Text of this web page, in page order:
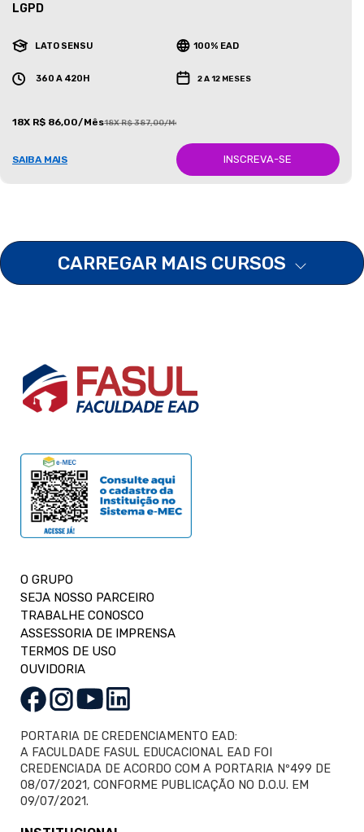
LGPD
LATO SENSU 100% EAD
360 A 420H 2 A 12 MESES
18X R$ 86,00/Mês18X R$ 387,00/Mês
SAIBA MAIS INSCREVA-SE
CARREGAR MAIS CURSOS
O GRUPO
SEJA NOSSO PARCEIRO
TRABALHE CONOSCO
ASSESSORIA DE IMPRENSA
TERMOS DE USO
OUVIDORIA
PORTARIA DE CREDENCIAMENTO EAD:
A FACULDADE FASUL EDUCACIONAL EAD FOI
CREDENCIADA DE ACORDO COM A PORTARIA Nº499 DE
08/07/2021, CONFORME PUBLICAÇÃO NO D.O.U. EM
09/07/2021.